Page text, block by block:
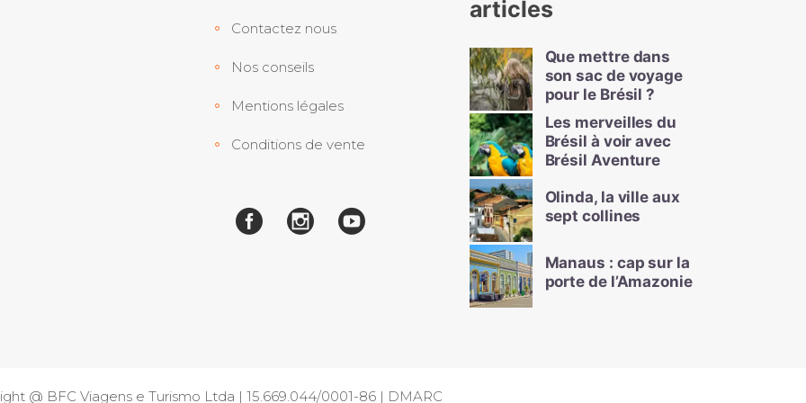
Contactez nous
Nos conseils
Mentions légales
Conditions de vente
articles
Que mettre dans
son sac de voyage
pour le Brésil ?
Les merveilles du
Brésil à voir avec
Brésil Aventure
Olinda, la ville aux
sept collines
Manaus : cap sur la
porte de l’Amazonie
@ BFC Viagens e Turismo Ltda | 15.669.044/0001-86 | DMARC